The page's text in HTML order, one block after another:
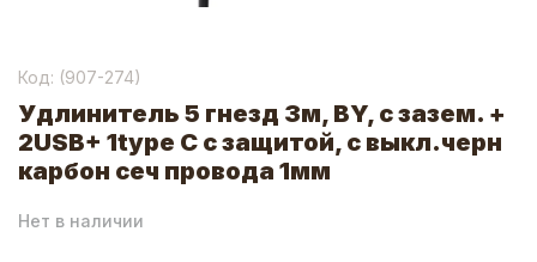
Код: (907-274)
Удлинитель 5 гнезд 3м, BY, с зазем. +
2USB+ 1type C с защитой, с выкл.черн
карбон сеч провода 1мм
Нет в наличии